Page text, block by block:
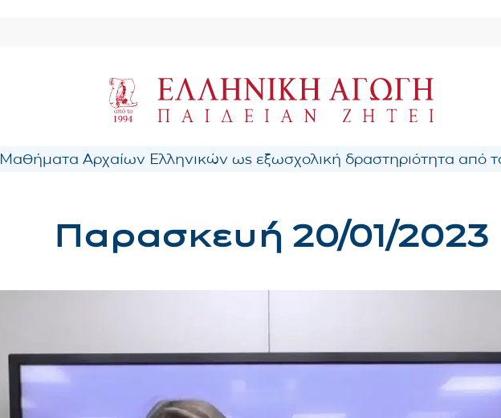
Μαθήματα Αρχαίων Ελληνικών ως εξωσχολική δραστηριότητα από
Παρασκευή 20/01/2023